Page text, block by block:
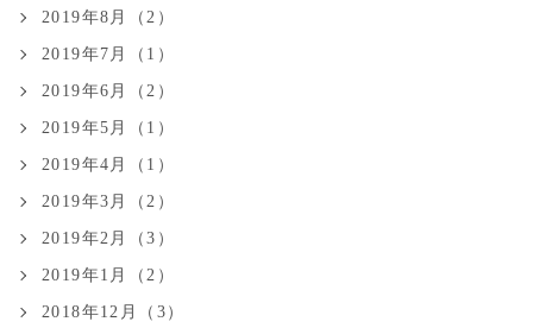
2019年8月（2）
2019年7月（1）
2019年6月（2）
2019年5月（1）
2019年4月（1）
2019年3月（2）
2019年2月（3）
2019年1月（2）
2018年12月（3）